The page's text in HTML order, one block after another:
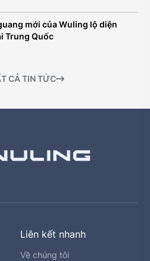
mới của Wuling lộ diện
Trung Quốc
CẢ TIN TỨC
Liên kết nhanh
Về chúng tôi